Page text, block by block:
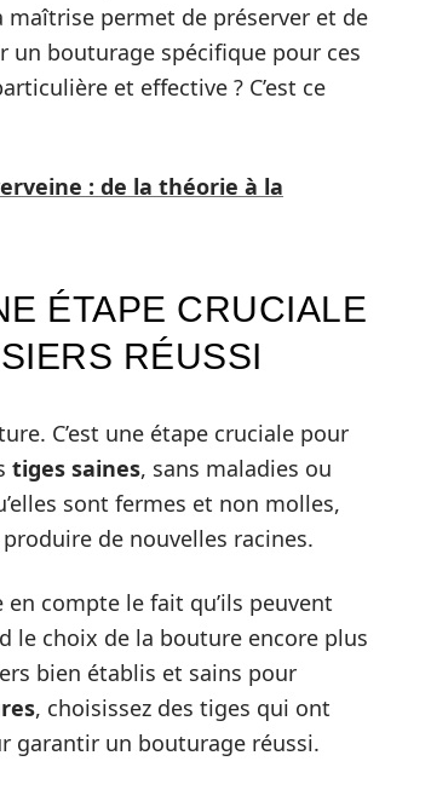
permet de préserver et de
un bouturage spécifique pour ces
et effective ? C’est ce
: de la théorie à la
ÉTAPE CRUCIALE
RÉUSSI
C’est une étape cruciale pour
tiges saines, sans maladies ou
sont fermes et non molles,
de nouvelles racines.
compte le fait qu’ils peuvent
le choix de la bouture encore plus
bien établis et sains pour
, choisissez des tiges qui ont
garantir un bouturage réussi.